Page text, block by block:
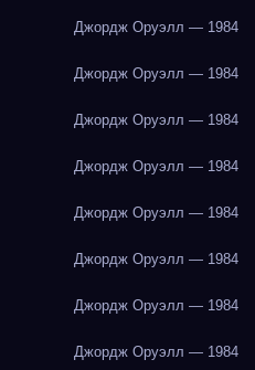
Джордж Оруэлл — 1984
Джордж Оруэлл — 1984
Джордж Оруэлл — 1984
Джордж Оруэлл — 1984
Джордж Оруэлл — 1984
Джордж Оруэлл — 1984
Джордж Оруэлл — 1984
Джордж Оруэлл — 1984